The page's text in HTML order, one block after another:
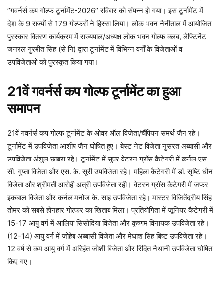
’’गवर्नर्स कप गोल्फ टूर्नामेंट-2026’’ रविवार को संपन्न हो गया। इस टूर्नामेंट में
देश के 9 राज्यों से 179 गोल्फरों ने हिस्सा लिया। लोक भवन नैनीताल में आयोजित
पुरस्कार वितरण कार्यक्रम में राज्यपाल/अध्यक्ष लोक भवन गोल्फ क्लब, लेफ्टिनेंट
जनरल गुरमीत सिंह (से नि) द्वारा टूर्नामेंट में विभिन्न वर्गों के विजेताओं व
उपविजेताओं को पुरस्कृत किया गया।
21वें गवर्नर्स कप गोल्फ टूर्नामेंट का हुआ
समापन
21वें गवर्नर्स कप गोल्फ टूर्नामेंट के ओवर ऑल विजेता/चैंपियन समर्थ जैन रहे।
टूर्नामेंट में उपविजेता आशीष जैन घोषित हुए। बेस्ट नेट विजेता नुसरत अब्बासी और
उपविजेता अंशुल छाबरा रहे। टूर्नामेंट में सुपर वेटरन ग्रॉस कैटेगरी में कर्नल एस.
सी. गुप्ता विजेता और एस. के. सूरी उपविजेता रहे। महिला कैटेगरी में डॉ. सृष्टि धौन
विजेता और श्रीमती आरोही अत्री उपविजेता रही। वेटरन ग्रॉस कैटेगरी में जफर
इकबाल विजेता और कर्नल मनोज के. साह उपविजेता रहे। मास्टर विजितेंद्रीय सिंह
तोमर को सबसे होनहार गोल्फर का खिताब मिला। प्रतियोगिता में जूनियर कैटेगरी में
15-17 आयु वर्ग में आलिया सिसोदिया विजेता और कृष्णम विनायक उपविजेता रहे।
(12-14) आयु वर्ग में जोहेब अब्बासी विजेता और मेधांश सिंह बिष्ट उपविजेता रहे।
12 वर्ष से कम आयु वर्ग में अरिहंत जोशी विजेता और रिदित नैथानी उपविजेता घोषित
किए गए।